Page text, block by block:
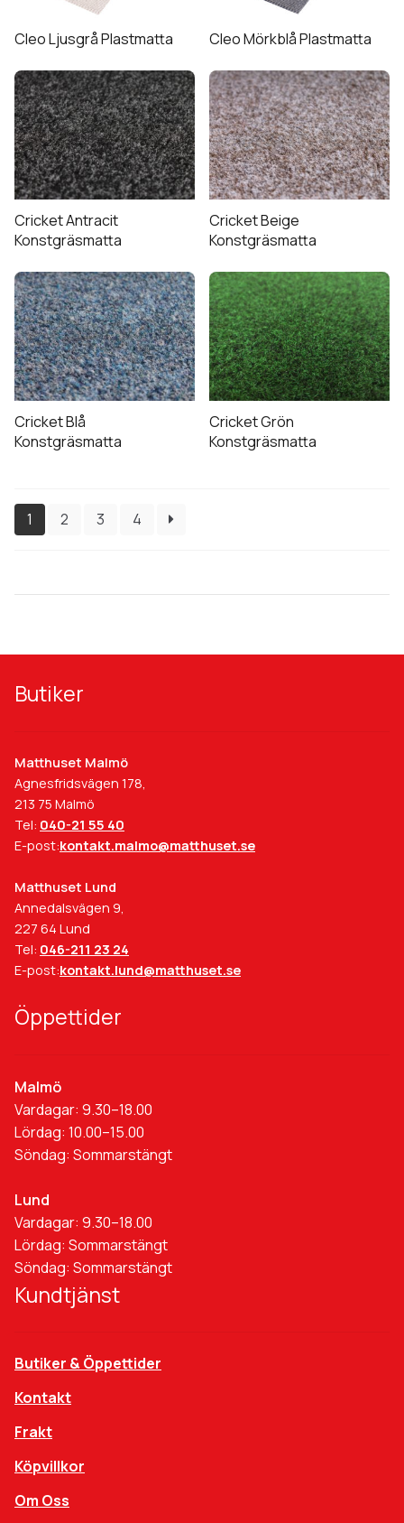
Cleo Ljusgrå Plastmatta Cleo Mörkblå Plastmatta
Cricket Antracit
Konstgräsmatta
Cricket Beige
Konstgräsmatta
Cricket Blå
Konstgräsmatta
Cricket Grön
Konstgräsmatta
1 2 3 4
Butiker
Matthuset Malmö
Agnesfridsvägen 178,
213 75 Malmö
Tel: 040-21 55 40
E-post:kontakt.malmo@matthuset.se
Matthuset Lund
Annedalsvägen 9,
227 64 Lund
Tel: 046-211 23 24
E-post:kontakt.lund@matthuset.se
Öppettider
Malmö
Vardagar: 9.30–18.00
Lördag: 10.00–15.00
Söndag: Sommarstängt
Lund
Vardagar: 9.30–18.00
Lördag: Sommarstängt
Söndag: Sommarstängt
Kundtjänst
Butiker & Öppettider
Kontakt
Frakt
Köpvillkor
Om Oss